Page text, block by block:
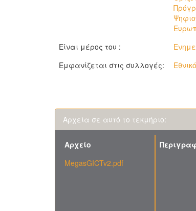
Είναι μέρος του :
Εμφανίζεται στις συλλογές:
Αρχεία σε αυτό το τεκμήριο:
Αρχείο
MegasGICTv2.pdf